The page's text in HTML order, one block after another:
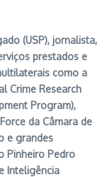
(USP), jornalista,
prestados e
como a
Crime Research
Program),
da Câmara de
e grandes
Pinheiro Pedro
Inteligência